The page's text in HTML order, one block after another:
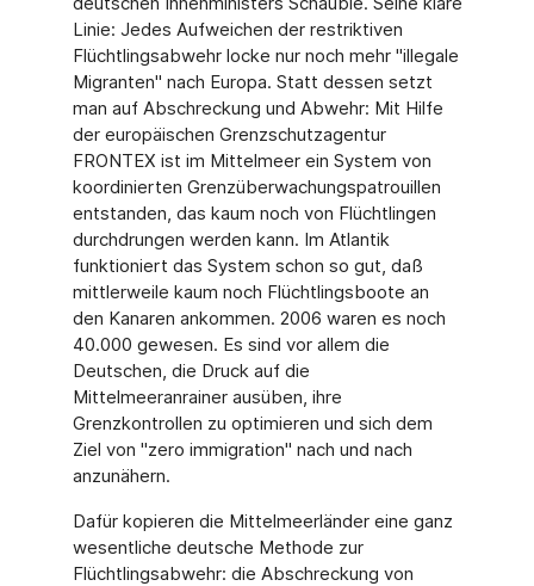
Linie: Jedes Aufweichen der restriktiven
Flüchtlingsabwehr locke nur noch mehr "illegale
Migranten" nach Europa. Statt dessen setzt
man auf Abschreckung und Abwehr: Mit Hilfe
der europäischen Grenzschutzagentur
FRONTEX ist im Mittelmeer ein System von
koordinierten Grenzüberwachungspatrouillen
entstanden, das kaum noch von Flüchtlingen
durchdrungen werden kann. Im Atlantik
funktioniert das System schon so gut, daß
mittlerweile kaum noch Flüchtlingsboote an
den Kanaren ankommen. 2006 waren es noch
40.000 gewesen. Es sind vor allem die
Deutschen, die Druck auf die
Mittelmeeranrainer ausüben, ihre
Grenzkontrollen zu optimieren und sich dem
Ziel von "zero immigration" nach und nach
anzunähern.
Dafür kopieren die Mittelmeerländer eine ganz
wesentliche deutsche Methode zur
Flüchtlingsabwehr: die Abschreckung von